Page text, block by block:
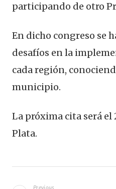
participando de otro
En dicho congreso se
desafíos en la
cada región,
municipio.
La próxima cita será el
Plata.
Previous